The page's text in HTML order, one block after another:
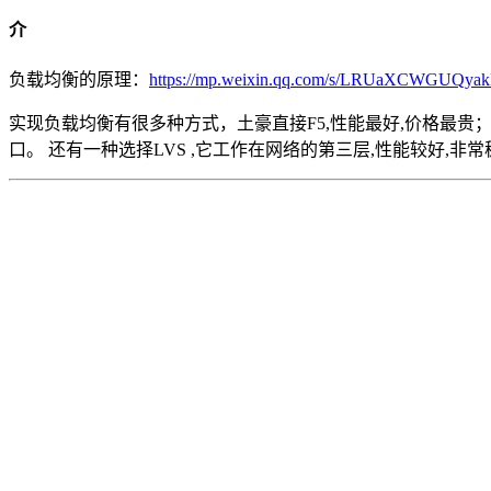
介
负载均衡的原理： https://mp.weixin.qq.com/s/
实现负载均衡有很多种方式，土豪直接F5,性能最好,价格最贵
口。 还有一种选择LVS ,它工作在网络的第三层,性能较好,非